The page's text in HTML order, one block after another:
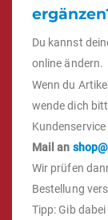
Du kannst
online ändern.
Wenn du
wende dich
Mail an
Wir prüfen
Bestellung
Tipp: Gib